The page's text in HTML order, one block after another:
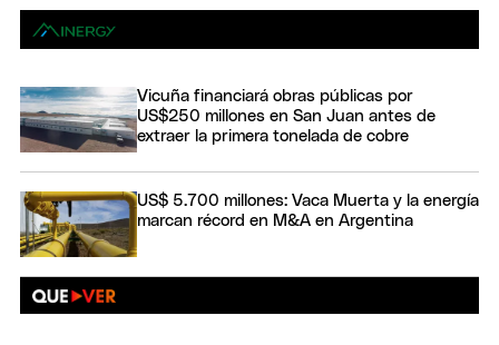
Vicuña financiará obras públicas por
US$250 millones en San Juan antes de
extraer la primera tonelada de cobre
US$ 5.700 millones: Vaca Muerta y la energía
marcan récord en M&A en Argentina